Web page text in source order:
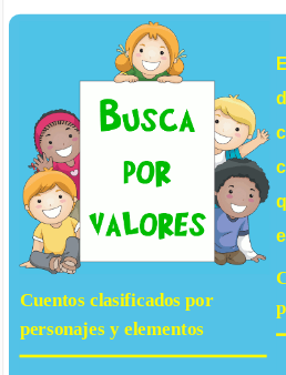
Cuentos clasificados por
personajes y elementos